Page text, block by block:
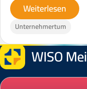
Weiterlesen
Unternehmertum